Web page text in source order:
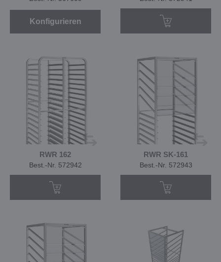
Konfigurieren
RWR 162
Best.-Nr. 572942
RWR SK-161
Best.-Nr. 572943